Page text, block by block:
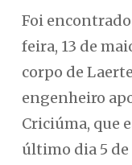
Foi
feira, 13 de
corpo de
engenheiro
Criciúma, que
último dia 5 de